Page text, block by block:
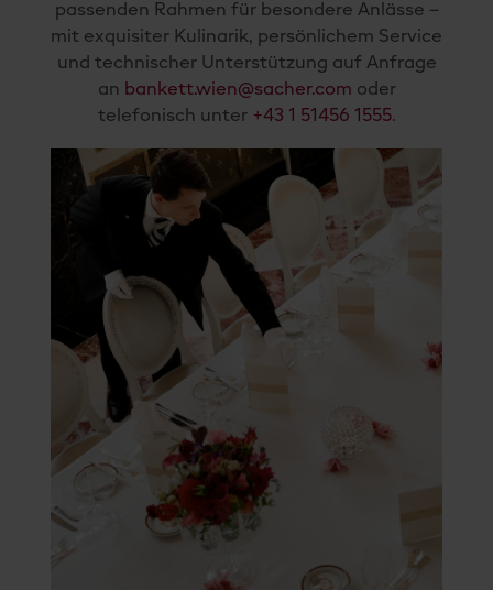
passenden Rahmen für besondere Anlässe –
mit exquisiter Kulinarik, persönlichem Service
und technischer Unterstützung auf Anfrage
an bankett.wien@sacher.com oder
telefonisch unter +43 1 51456 1555.